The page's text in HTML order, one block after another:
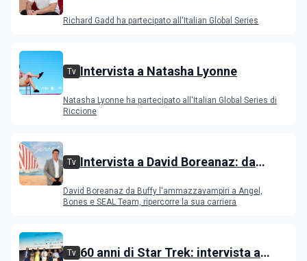
Richard Gadd ha partecipato all'Italian Global Series
Tv Intervista a Natasha Lyonne
Natasha Lyonne ha partecipato all'Italian Global Series di
Riccione
Tv Intervista a David Boreanaz: da
Bones e SEAL Team
David Boreanaz da Buffy l'ammazzavampiri a Angel,
Bones e SEAL Team, ripercorre la sua carriera
Tv 60 anni di Star Trek: intervista a